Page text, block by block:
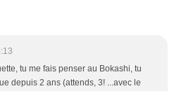
tu me fais penser au Bokashi, tu
depuis 2 ans (attends, 3! ...avec le